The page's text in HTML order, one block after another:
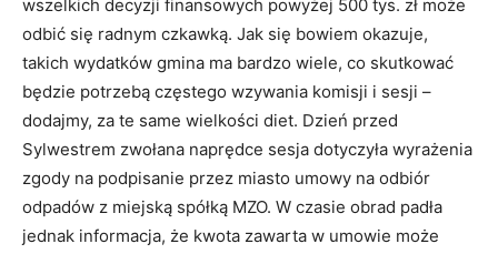
wszelkich decyzji finansowych powyżej 500 tys. zł może
odbić się radnym czkawką. Jak się bowiem okazuje,
takich wydatków gmina ma bardzo wiele, co skutkować
będzie potrzebą częstego wzywania komisji i sesji –
dodajmy, za te same wielkości diet. Dzień przed
Sylwestrem zwołana naprędce sesja dotyczyła wyrażenia
zgody na podpisanie przez miasto umowy na odbiór
odpadów z miejską spółką MZO. W czasie obrad padła
jednak informacja, że kwota zawarta w umowie może